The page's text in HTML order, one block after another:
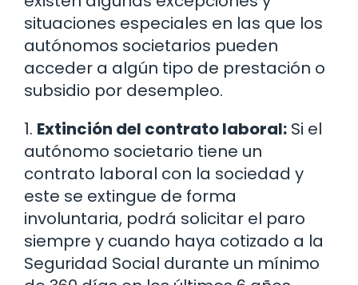
situaciones especiales en las que los
autónomos societarios pueden
acceder a algún tipo de prestación o
subsidio por desempleo.
1. Extinción del contrato laboral: Si el
autónomo societario tiene un
contrato laboral con la sociedad y
este se extingue de forma
involuntaria, podrá solicitar el paro
siempre y cuando haya cotizado a la
Seguridad Social durante un mínimo